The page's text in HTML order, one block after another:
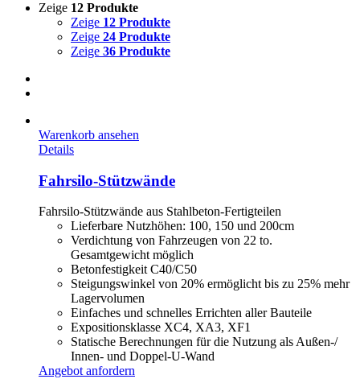
Zeige 12 Produkte
Zeige 12 Produkte
Zeige 24 Produkte
Zeige 36 Produkte
Warenkorb ansehen
Details
Fahrsilo-Stützwände
Fahrsilo-Stützwände aus Stahlbeton-Fertigteilen
Lieferbare Nutzhöhen: 100, 150 und 200cm
Verdichtung von Fahrzeugen von 22 to.
Gesamtgewicht möglich
Betonfestigkeit C40/C50
Steigungswinkel von 20% ermöglicht bis zu 25% mehr
Lagervolumen
Einfaches und schnelles Errichten aller Bauteile
Expositionsklasse XC4, XA3, XF1
Statische Berechnungen für die Nutzung als Außen-/
Innen- und Doppel-U-Wand
Angebot anfordern